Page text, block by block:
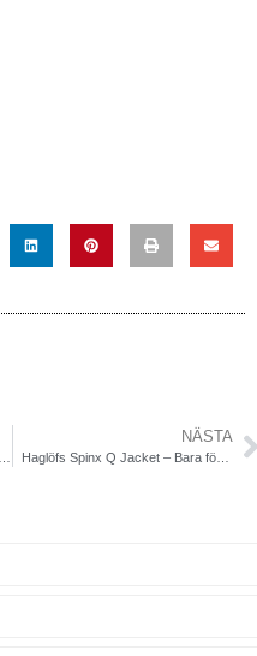
NÄSTA
Haglöfs Spinx Q Jacket – Bara för tjejer